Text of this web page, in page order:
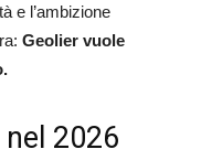
e l’ambizione
Geolier vuole
2026